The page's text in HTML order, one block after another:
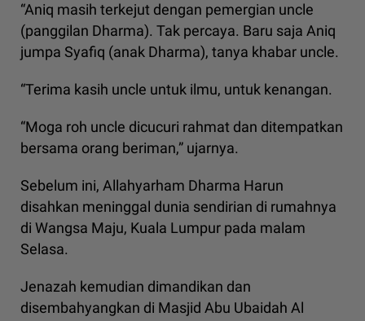
“Aniq masih terkejut dengan pemergian uncle
(panggilan Dharma). Tak percaya. Baru saja Aniq
jumpa Syafiq (anak Dharma), tanya khabar uncle.
“Terima kasih uncle untuk ilmu, untuk kenangan.
“Moga roh uncle dicucuri rahmat dan ditempatkan
bersama orang beriman,” ujarnya.
Sebelum ini, Allahyarham Dharma Harun
disahkan meninggal dunia sendirian di rumahnya
di Wangsa Maju, Kuala Lumpur pada malam
Selasa.
Jenazah kemudian dimandikan dan
disembahyangkan di Masjid Abu Ubaidah Al